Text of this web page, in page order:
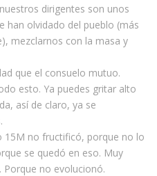
dirigentes son unos
han olvidado del pueblo (más
mezclarnos con la masa y
que el consuelo mutuo.
esto. Ya puedes gritar alto
así de claro, ya se
15M no fructificó, porque no lo
se quedó en eso. Muy
Porque no evolucionó.